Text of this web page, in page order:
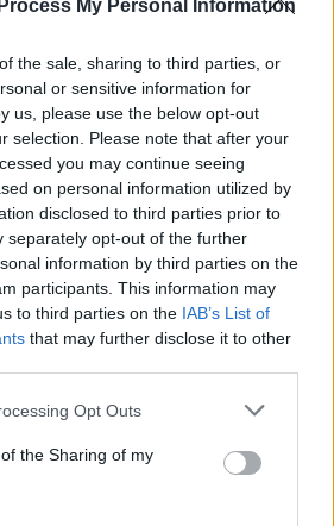
My Personal Information
the sale, sharing to third parties, or
or sensitive information for
us, please use the below opt-out
selection. Please note that after your
you may continue seeing
on personal information utilized by
disclosed to third parties prior to
separately opt-out of the further
information by third parties on the
participants. This information may
to third parties on the IAB’s List of
that may further disclose it to other
Opt Outs
the Sharing of my
19 mesi a
1,31.
sulla
Energia
Prestitò
per la
Affari